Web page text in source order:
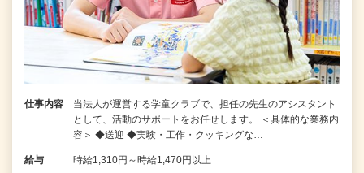
仕事内容
当法人が運営する学童クラブで、担任の先生のアシスタント
として、活動のサポートをお任せします。 ＜具体的な業務内
容＞ ◆送迎 ◆実験・工作・クッキングな…
給与 時給1,310円～時給1,470円以上